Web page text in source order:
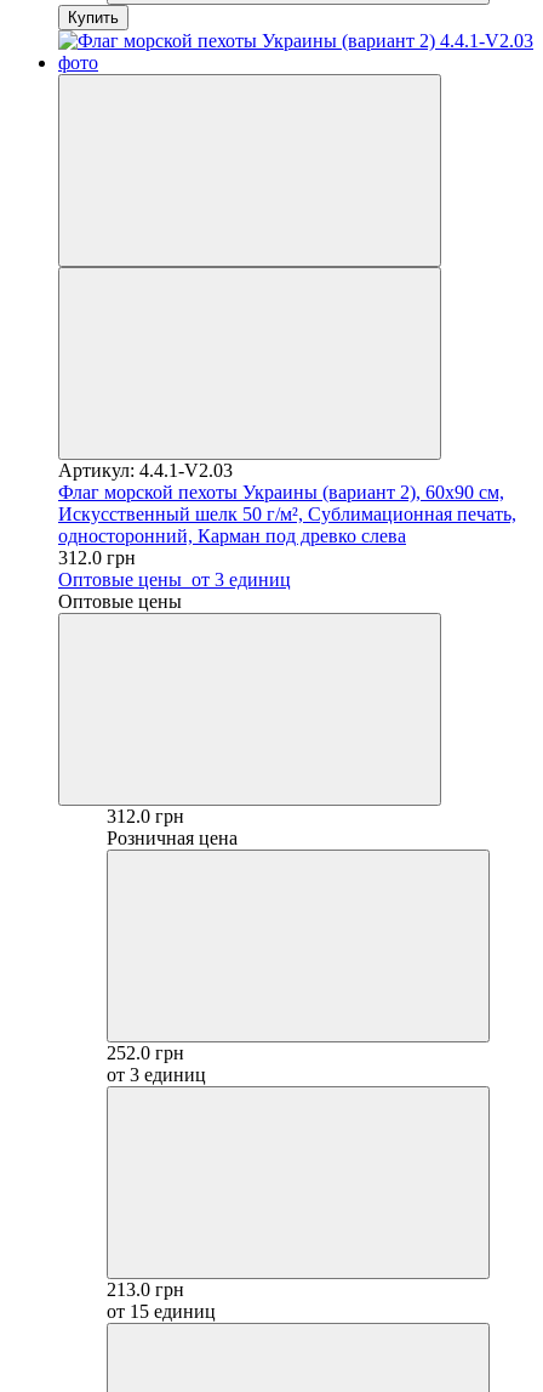
Купить
Артикул: 4.4.1-V2.03
Флаг морской пехоты Украины (вариант 2), 60х90 см,
Искусственный шелк 50 г/м², Сублимационная печать,
односторонний, Карман под древко слева
312.0 грн
Оптовые цены от 3 единиц
Оптовые цены
312.0 грн
Розничная цена
252.0 грн
от 3 единиц
213.0 грн
от 15 единиц